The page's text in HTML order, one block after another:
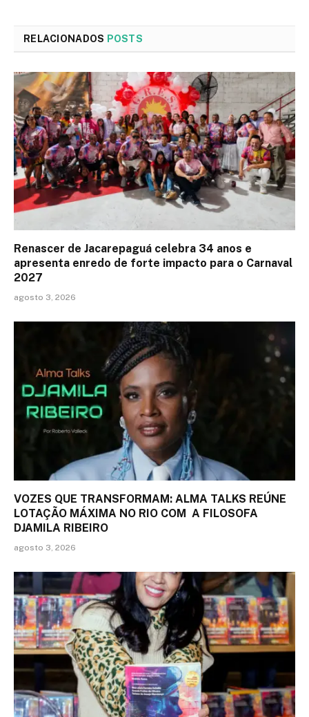
RELACIONADOS POSTS
Renascer de Jacarepaguá celebra 34 anos e
apresenta enredo de forte impacto para o Carnaval
2027
agosto 3, 2026
VOZES QUE TRANSFORMAM: ALMA TALKS REÚNE
LOTAÇÃO MÁXIMA NO RIO COM A FILOSOFA
DJAMILA RIBEIRO
agosto 3, 2026